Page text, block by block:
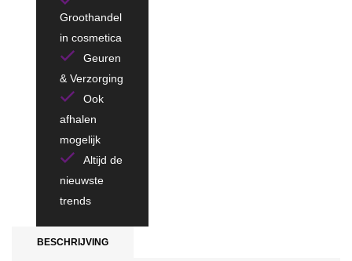
Groothandel
in cosmetica
Geuren
& Verzorging
Ook
afhalen
mogelijk
Altijd de
nieuwste
trends
BESCHRIJVING